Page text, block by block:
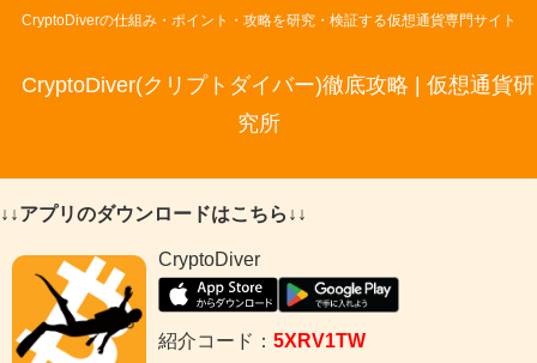
CryptoDiverの仕組み・ポイント・攻略を研究・検証する仮想通貨専門サイト
CryptoDiver(クリプトダイバー)徹底攻略 | 仮想通貨研
究所
↓↓アプリのダウンロードはこちら↓↓
CryptoDiver
紹介コード： 5XRV1TW